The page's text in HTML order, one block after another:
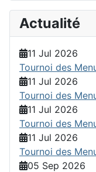
Actualité
11 Jul 2026
Tournoi des
11 Jul 2026
Tournoi des
11 Jul 2026
Tournoi des
11 Jul 2026
Tournoi des
05 Sep 2026